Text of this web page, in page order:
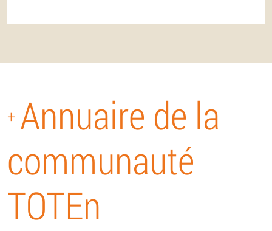
+ Annuaire de la
communauté
TOTEn